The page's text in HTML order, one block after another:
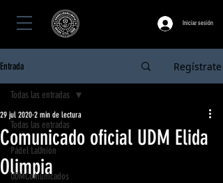
Iniciar sesión
Entrada Regístrate
Todas las entradas
Pádel LaUnión
UDMComunicados
Todas las entradas
Comunicado oficial UDM Elida
Olimpia
29 jul 2020 2 min de lectura